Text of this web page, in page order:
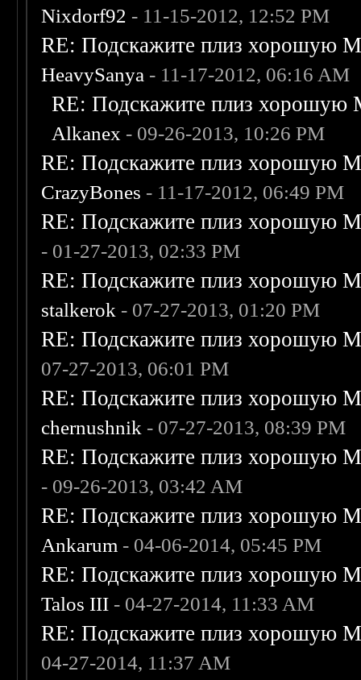
Nixdorf92 - 11-15-2012, 12:52 PM
RE: Подскажите плиз хорошую
HeavySanya - 11-17-2012, 06:16 AM
RE: Подскажите плиз хорошую
Alkanex - 09-26-2013, 10:26 PM
RE: Подскажите плиз хорошую
CrazyBones - 11-17-2012, 06:49 PM
RE: Подскажите плиз хорошую
- 01-27-2013, 02:33 PM
RE: Подскажите плиз хорошую
stalkerok - 07-27-2013, 01:20 PM
RE: Подскажите плиз хорошую
07-27-2013, 06:01 PM
RE: Подскажите плиз хорошую
chernushnik - 07-27-2013, 08:39 PM
RE: Подскажите плиз хорошую
- 09-26-2013, 03:42 AM
RE: Подскажите плиз хорошую
Ankarum - 04-06-2014, 05:45 PM
RE: Подскажите плиз хорошую
Talos III - 04-27-2014, 11:33 AM
RE: Подскажите плиз хорошую
04-27-2014, 11:37 AM